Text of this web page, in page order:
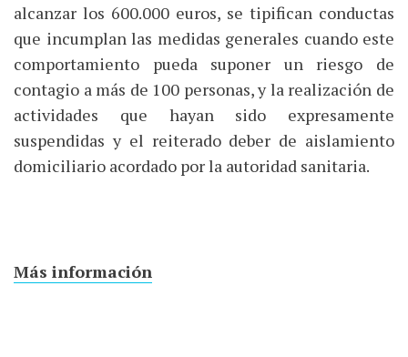
alcanzar los 600.000 euros, se tipifican conductas
que incumplan las medidas generales cuando este
comportamiento pueda suponer un riesgo de
contagio a más de 100 personas, y la realización de
actividades que hayan sido expresamente
suspendidas y el reiterado deber de aislamiento
domiciliario acordado por la autoridad sanitaria.
Más información